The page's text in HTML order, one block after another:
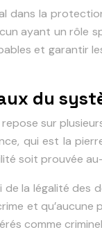
dans la
ayant un rôle
et garantir
du
sur
qui est la
soit prouvée
la légalité des
et
comme